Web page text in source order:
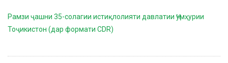
Рамзи ҷашни 35-солагии истиқлолияти давлатии Ҷумҳурии
Тоҷикистон (дар формати CDR)